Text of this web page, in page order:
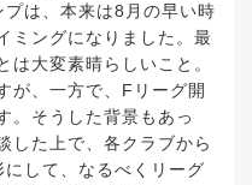
は、本来は8月の早い時
ミングになりました。最
は大変素晴らしいこと。
が、一方で、Fリーグ開
。そうした背景もあっ
した上で、各クラブから
して、なるべくリーグ